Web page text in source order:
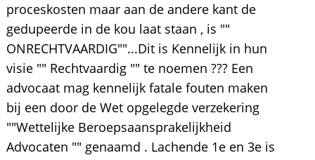
proceskosten maar aan de andere kant de
gedupeerde in de kou laat staan , is ""
ONRECHTVAARDIG""...Dit is Kennelijk in hun
visie "" Rechtvaardig "" te noemen ??? Een
advocaat mag kennelijk fatale fouten maken
bij een door de Wet opgelegde verzekering
""Wettelijke Beroepsaansprakelijkheid
Advocaten "" genaamd . Lachende 1e en 3e is